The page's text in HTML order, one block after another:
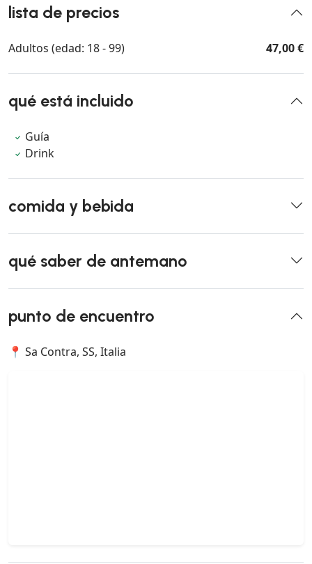
lista de precios
Adultos (edad: 18 - 99) 47,00 €
qué está incluido
Guía
Drink
comida y bebida
qué saber de antemano
punto de encuentro
📍 Sa Contra, SS, Italia